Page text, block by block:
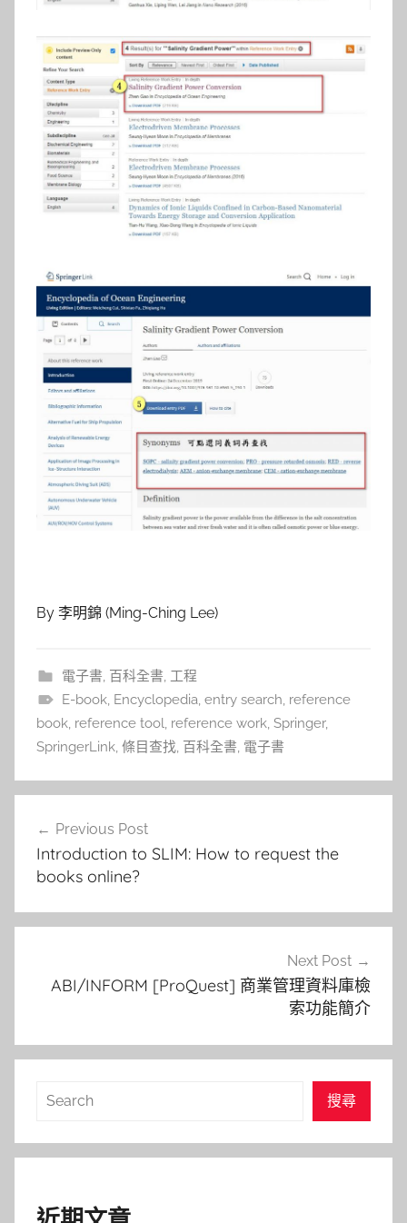
By 李明錦 (Ming-Ching Lee)
電子書 百科全書 工程
E-book, Encyclopedia entry search reference
book reference tool reference work Springer,
SpringerLink 條目查找 百科全書 電子書
覽
Previous Post
Introduction to SLIM: How to request the
books online?
Next Post
ABI/INFORM [ProQuest] 商業管理資料庫檢
索功能簡介
搜
搜尋